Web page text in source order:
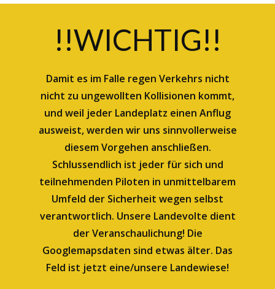
!!WICHTIG!!
Damit es im Falle regen Verkehrs nicht
nicht zu ungewollten Kollisionen kommt,
und weil jeder Landeplatz einen Anflug
ausweist, werden wir uns sinnvollerweise
diesem Vorgehen anschließen.
Schlussendlich ist jeder für sich und
teilnehmenden Piloten in unmittelbarem
Umfeld der Sicherheit wegen selbst
verantwortlich. Unsere Landevolte dient
der Veranschaulichung! Die
Googlemapsdaten sind etwas älter. Das
Feld ist jetzt eine/unsere Landewiese!